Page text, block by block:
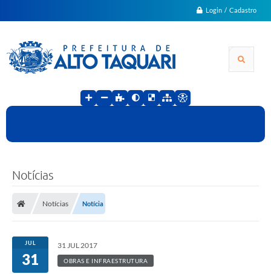
Login / Cadastro
Notícias
Notícias Notícia
JUL
31
31 JUL 2017
OBRAS E INFRAESTRUTURA